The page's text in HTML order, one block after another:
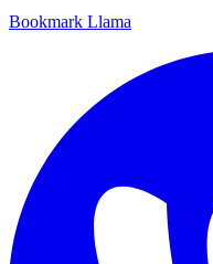
Bookmark Llama